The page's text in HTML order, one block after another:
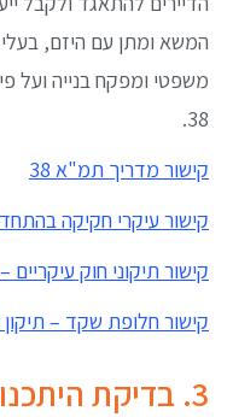
המשא ומתן עם היזם, בעלי
משפטי ומפקח בנייה ועל
38.
קישור מדריך תמ"א 38
קישור עיקרי חקיקה
קישור תיקוני חוק עיקריים – 2021
קישור חלופת שקד – תיקון 139 לחוק התכנון והבניה
3. בדיקת היתכנות ראשונית